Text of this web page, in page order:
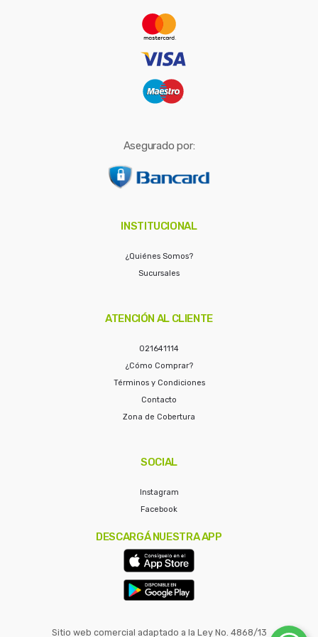
Asegurado por:
INSTITUCIONAL
¿Quiénes Somos?
Sucursales
ATENCIÓN AL CLIENTE
021641114
¿Cómo Comprar?
Términos y Condiciones
Contacto
Zona de Cobertura
SOCIAL
Instagram
Facebook
DESCARGÁ NUESTRA APP
Sitio web comercial adaptado a la Ley No. 4868/13